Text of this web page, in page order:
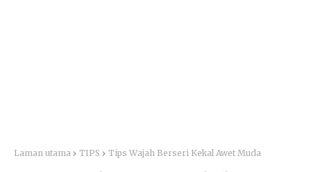
Laman utama TIPS Tips Wajah Berseri Kekal Awet Muda